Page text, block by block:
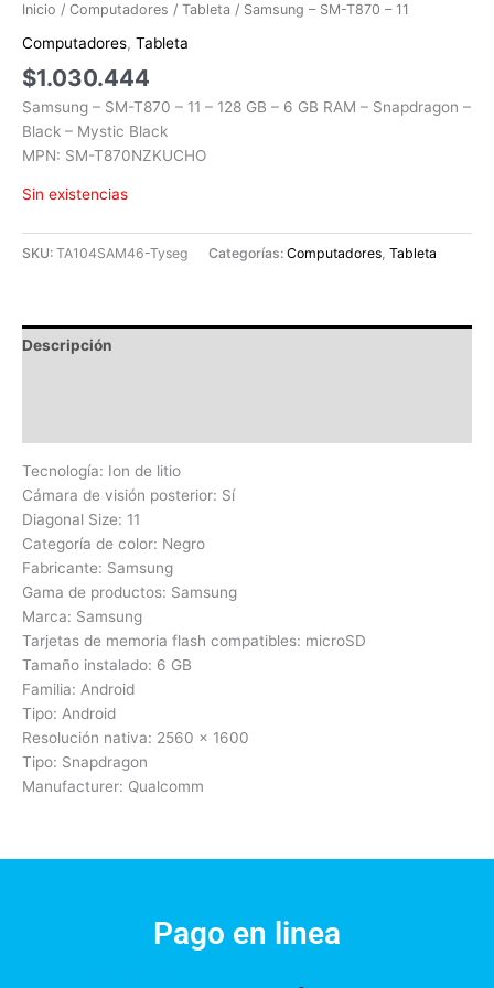
Inicio / Computadores / Tableta / Samsung – SM-T870 – 11
Computadores, Tableta
$1.030.444
Samsung – SM-T870 – 11 – 128 GB – 6 GB RAM – Snapdragon –
Black – Mystic Black
MPN: SM-T870NZKUCHO
Sin existencias
SKU: TA104SAM46-Tyseg Categorías: Computadores Tableta
Descripción
Tecnología: Ion de litio
Cámara de visión posterior: Sí
Diagonal Size: 11
Categoría de color: Negro
Fabricante: Samsung
Gama de productos: Samsung
Marca: Samsung
Tarjetas de memoria flash compatibles: microSD
Tamaño instalado: 6 GB
Familia: Android
Tipo: Android
Resolución nativa: 2560 x 1600
Tipo: Snapdragon
Manufacturer: Qualcomm
Pago en linea